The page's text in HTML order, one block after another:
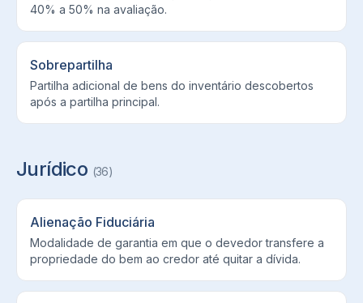
40% a 50% na avaliação.
Sobrepartilha
Partilha adicional de bens do inventário descobertos
após a partilha principal.
Jurídico (36)
Alienação Fiduciária
Modalidade de garantia em que o devedor transfere a
propriedade do bem ao credor até quitar a dívida.